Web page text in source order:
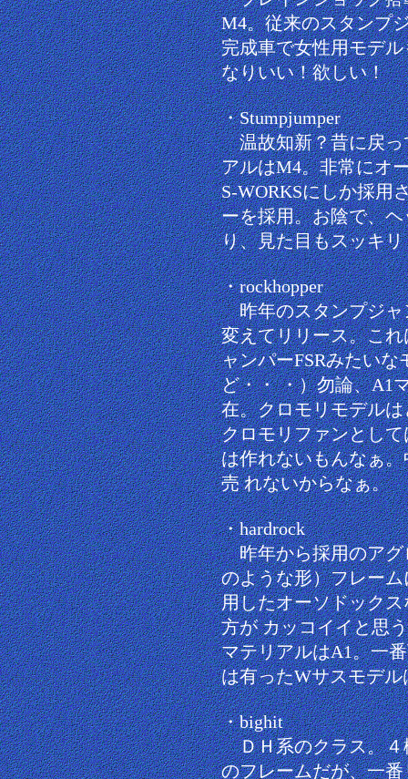
M4。従来のスタンプ
完成車で女性用モデ
なりいい！欲しい！
・Stumpjumper
温故知新？昔に戻っ
アルはM4。非常にオ
S-WORKSにしか採用
ーを採用。お陰で、
り、見た目もスッキリ
・rockhopper
昨年のスタンプジャ
変えてリリース。こ
ャンパーFSRみたい
ど・・ ・）勿論、A1
在。クロモリモデル
クロモリファンとし
は作れないもんなぁ
売 れないからなぁ。
・hardrock
昨年から採用のアグ
のような形）フレー
用したオーソドック
方が カッコイイと思
マテリアルはA1。一
は有ったWサスモデ
・bighit
ＤＨ系のクラス。４
のフレームだが、一